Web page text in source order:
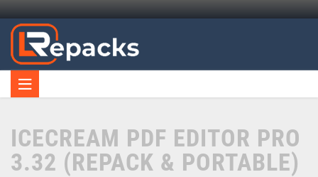
ICECREAM PDF EDITOR PRO
3.32 (REPACK & PORTABLE)